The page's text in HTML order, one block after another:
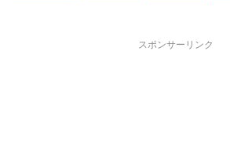
スポンサーリンク